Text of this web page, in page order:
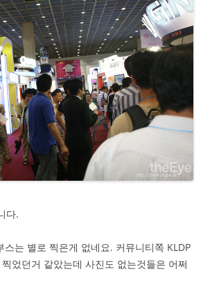
다.
스는 별로 찍은게 없네요. 커뮤니티쪽 KLDP
었던거 같았는데 사진도 없는것들은 어쩌